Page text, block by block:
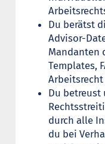
Du berätst
Advisor-
Mandanten
Templates,
Du
durch alle
du bei